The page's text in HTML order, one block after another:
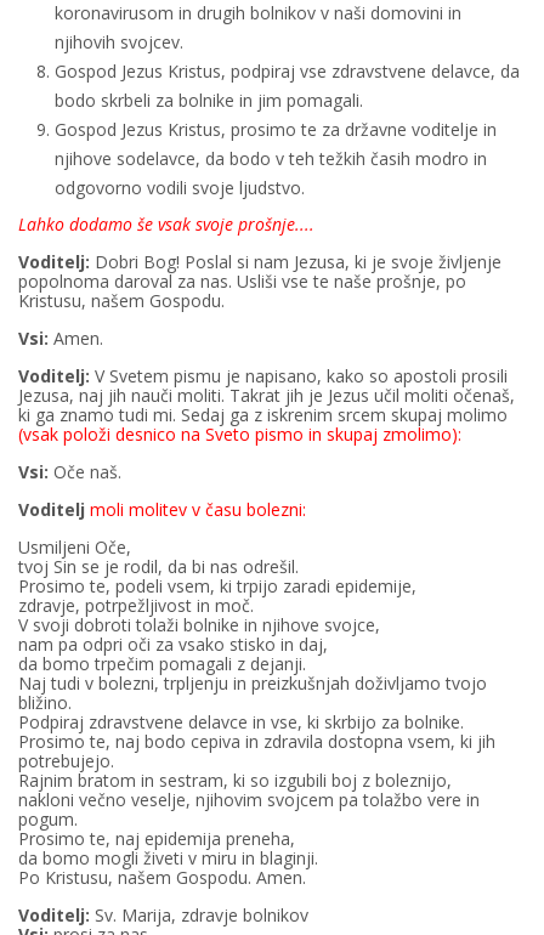
koronavirusom in drugih bolnikov v naši domovini in
njihovih svojcev.
Gospod Jezus Kristus, podpiraj vse zdravstvene delavce, da
bodo skrbeli za bolnike in jim pomagali.
Gospod Jezus Kristus, prosimo te za državne voditelje in
njihove sodelavce, da bodo v teh težkih časih modro in
odgovorno vodili svoje ljudstvo.
Lahko dodamo še vsak svoje prošnje....
Voditelj: Dobri Bog! Poslal si nam Jezusa, ki je svoje življenje
popolnoma daroval za nas. Usliši vse te naše prošnje, po
Kristusu, našem Gospodu.
Vsi: Amen.
Voditelj: V Svetem pismu je napisano, kako so apostoli prosili
Jezusa, naj jih nauči moliti. Takrat jih je Jezus učil moliti očenaš,
ki ga znamo tudi mi. Sedaj ga z iskrenim srcem skupaj molimo
(vsak položi desnico na Sveto pismo in skupaj zmolimo):
Vsi: Oče naš.
Voditelj moli molitev v času bolezni:
Usmiljeni Oče,
tvoj Sin se je rodil, da bi nas odrešil.
Prosimo te, podeli vsem, ki trpijo zaradi epidemije,
zdravje, potrpežljivost in moč.
V svoji dobroti tolaži bolnike in njihove svojce,
nam pa odpri oči za vsako stisko in daj,
da bomo trpečim pomagali z dejanji.
Naj tudi v bolezni, trpljenju in preizkušnjah doživljamo tvojo
bližino.
Podpiraj zdravstvene delavce in vse, ki skrbijo za bolnike.
Prosimo te, naj bodo cepiva in zdravila dostopna vsem, ki jih
potrebujejo.
Rajnim bratom in sestram, ki so izgubili boj z boleznijo,
nakloni večno veselje, njihovim svojcem pa tolažbo vere in
pogum.
Prosimo te, naj epidemija preneha,
da bomo mogli živeti v miru in blaginji.
Po Kristusu, našem Gospodu. Amen.
Voditelj: Sv. Marija, zdravje bolnikov